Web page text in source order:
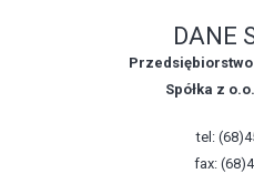
DANE
Spółka z
tel:
fax: